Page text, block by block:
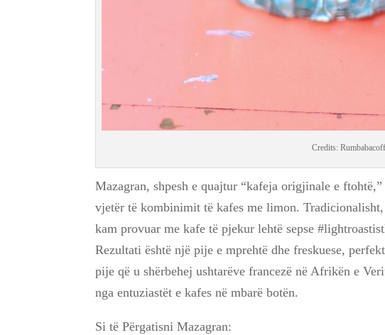
Credits:
Mazagran, shpesh e quajtur “kafeja origjinale e
vjetër të kombinimit të kafes me limon.
kam provuar me kafe të pjekur lehtë sepse
Rezultati është një pije e mprehtë dhe freskuese,
pije që u shërbehej ushtarëve francezë në Afrikën e
nga entuziastët e kafes në mbarë botën.
Si të Përgatisni Mazagran: